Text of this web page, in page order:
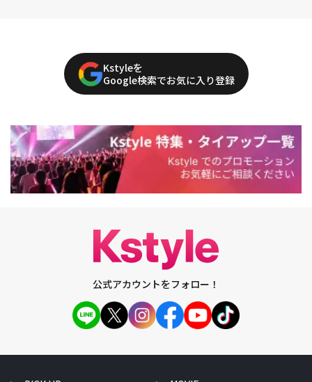
Kstyleを
Google検索でお気に入り登録
公式アカウントをフォロー！